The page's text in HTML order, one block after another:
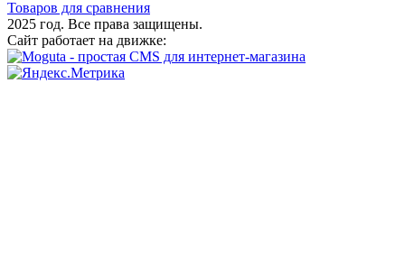
Товаров для сравнения
2025 год. Все права защищены.
Сайт работает на движке: